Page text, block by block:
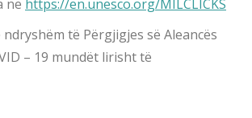
në https://en.unesco.org/MILCLICKS
të Përgjigjes së Aleancës
– 19 mundët lirisht të